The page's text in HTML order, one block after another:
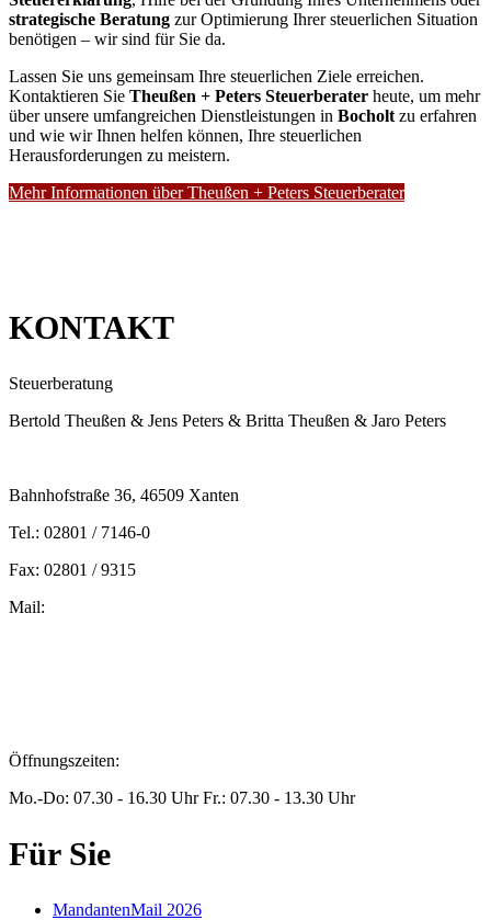
strategische Beratung zur Optimierung Ihrer steuerlichen Situation
benötigen – wir sind für Sie da.
Lassen Sie uns gemeinsam Ihre steuerlichen Ziele erreichen.
Kontaktieren Sie Theußen + Peters Steuerberater heute, um mehr
über unsere umfangreichen Dienstleistungen in Bocholtzu erfahren
und wie wir Ihnen helfen können, Ihre steuerlichen
Herausforderungen zu meistern.
Mehr Informationen über Theußen + Peters Steuerberater
KONTAKT
Steuerberatung
Bertold Theußen & Jens Peters & Britta Theußen & Jaro Peters
Bahnhofstraße 36, 46509 Xanten
Tel.: 02801 / 7146-0
Fax: 02801 / 9315
Mail:
Öffnungszeiten:
Mo.-Do: 07.30 - 16.30 Uhr Fr.: 07.30 - 13.30 Uhr
Für Sie
MandantenMail 2026